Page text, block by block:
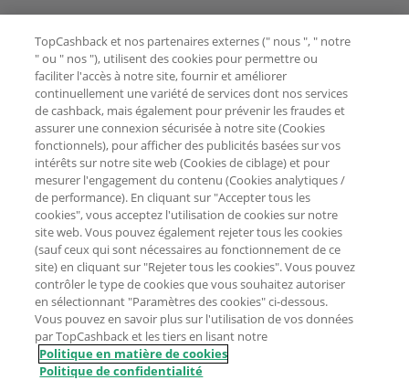
TopCashback et nos partenaires externes (" nous ", " notre
" ou " nos "), utilisent des cookies pour permettre ou
faciliter l'accès à notre site, fournir et améliorer
continuellement une variété de services dont nos services
de cashback, mais également pour prévenir les fraudes et
assurer une connexion sécurisée à notre site (Cookies
fonctionnels), pour afficher des publicités basées sur vos
intérêts sur notre site web (Cookies de ciblage) et pour
mesurer l'engagement du contenu (Cookies analytiques /
de performance). En cliquant sur "Accepter tous les
cookies", vous acceptez l'utilisation de cookies sur notre
site web. Vous pouvez également rejeter tous les cookies
(sauf ceux qui sont nécessaires au fonctionnement de ce
site) en cliquant sur "Rejeter tous les cookies". Vous pouvez
contrôler le type de cookies que vous souhaitez autoriser
en sélectionnant "Paramètres des cookies" ci-dessous.
Vous pouvez en savoir plus sur l'utilisation de vos données
par TopCashback et les tiers en lisant notre
Politique en matière de cookies
Politique de confidentialité